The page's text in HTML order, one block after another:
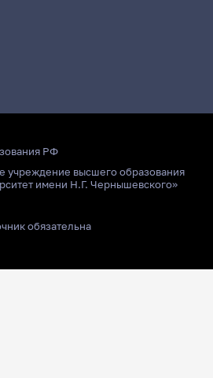
РФ
учреждение высшего образования
имени Н.Г. Чернышевского»
обязательна